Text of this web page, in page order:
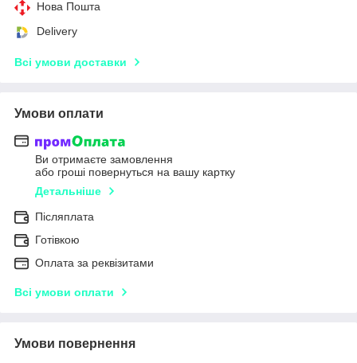
Нова Пошта
Delivery
Всі умови доставки
Умови оплати
Ви отримаєте замовлення
або гроші повернуться на вашу картку
Детальніше
Післяплата
Готівкою
Оплата за реквізитами
Всі умови оплати
Умови повернення